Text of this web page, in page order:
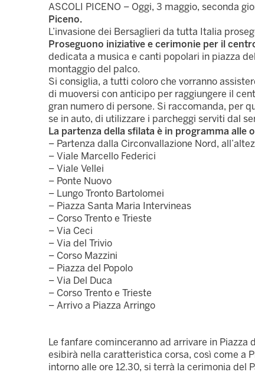
ASCOLI PICENO – Oggi, 3 maggio, seconda
Piceno.
L’invasione dei Bersaglieri da tutta Italia
Proseguono iniziative e cerimonie per il
dedicata a musica e canti popolari in piazza
montaggio del palco.
Si consiglia, a tutti coloro che vorranno
di muoversi con anticipo per raggiungere il
gran numero di persone. Si raccomanda, per
se in auto, di utilizzare i parcheggi serviti dal
La partenza della sfilata è in programma alle
– Partenza dalla Circonvallazione Nord,
– Viale Marcello Federici
– Viale Vellei
– Ponte Nuovo
– Lungo Tronto Bartolomei
– Piazza Santa Maria Intervineas
– Corso Trento e Trieste
– Via Ceci
– Via del Trivio
– Corso Mazzini
– Piazza del Popolo
– Via Del Duca
– Corso Trento e Trieste
– Arrivo a Piazza Arringo
Le fanfare cominceranno ad arrivare in Piazza
esibirà nella caratteristica corsa, così come a
intorno alle ore 12.30, si terrà la cerimonia del